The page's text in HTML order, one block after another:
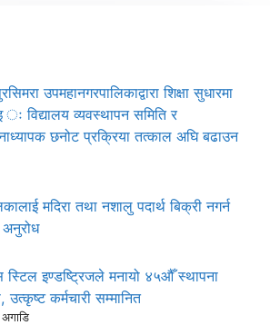
उपमहानगरपालिकाद्वारा शिक्षा सुधारमा
ः विद्यालय व्यवस्थापन समिति र
छनोट प्रक्रिया तत्काल अघि बढाउन
मदिरा तथा नशालु पदार्थ बिक्री नगर्न
अनुरोध
स्टिल इण्डष्ट्रिजले मनायो ४५औँ स्थापना
उत्कृष्ट कर्मचारी सम्मानित